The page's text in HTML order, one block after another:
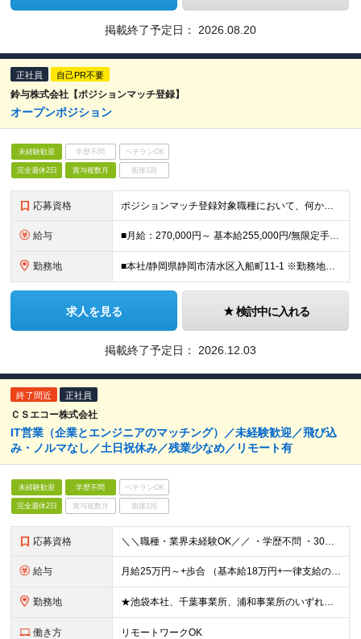
掲載終了予定日： 2026.08.20
正社員 自己PR不要
鈴与株式会社【ポジションマッチ登録】
オープンポジション
未経験歓迎 学歴不問 ベテランOK
完全週休2日 賞与複数月 面接1回
応募資格 ポジションマッチ登録対象職種において、何かしらの知識・経験を有する方 【活かせる経験・スキル】 ポジションマッチ登録対象職種に関連する知識・経験 ※該当ポジションが数多く存在する為、様々な経験が活か
給与 ■月給：270,000円～ 基本給255,000円/無限定手当15,000円 ＜年収例＞500万～850万円 ※時間外勤務手当、無限定手当を含めた想定年収です ※通勤手当、家族手当等の諸手当は規定に
勤務地 ■本社/静岡県静岡市清水区入船町11-1 ※勤務地は全国の各事業所および海外の各事業所 ※勤務地は応相談 ＜国内＞ 北海道／宮城／茨城／栃木／群馬／埼玉／千葉／東京／神奈川／山梨／長野／静岡／愛知
求人を見る 検討中に入れる
掲載終了予定日： 2026.12.03
終了間近 正社員
ＣＳエコー株式会社
IT営業（企業とエンジニアのマッチング）／未経験歓迎／飛び込
み・ノルマなし／土日祝休み／残業少なめ／リモート有
未経験歓迎 学歴不問 ベテランOK
完全週休2日 賞与複数月 面接1回
応募資格 ＼＼職種・業界未経験OK／／ ・学歴不問 ・30歳以下の方 ※若年層の長期キャリア形成のため（例外事由3号イ） ・日本語ネイティブレベルの会話力をお持ちの方 特別なIT知識や営業経験は必要ありません
給与 月給25万円～+歩合 （基本給18万円+一律支給の営業手当7万円＋歩合） ※給与は経験や知識などを踏まえて決定します。 ※試用期間中（3ヶ月）の雇用形態は正社員で給与は月給22万円です。福利厚生に変
勤務地 ★池袋本社、千葉事業所、浦和事業所のいずれかから選択可 ■池袋本社（最寄：池袋駅） 東京都豊島区池袋2-55-13 合田ビル5F ■千葉事業所（最寄：津田沼駅） 千葉県習志野市谷津1-11-11
働き方 リモートワークOK